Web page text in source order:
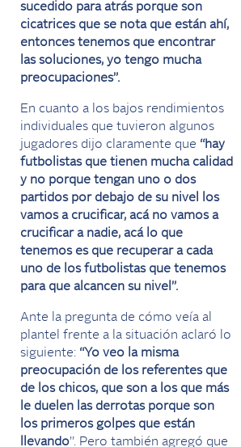
sucedido para atrás porque son
cicatrices que se nota que están ahí,
entonces tenemos que encontrar
las soluciones, yo tengo mucha
preocupaciones”.
En cuanto a los bajos rendimientos
individuales que tuvieron algunos
jugadores dijo claramente que “hay
futbolistas que tienen mucha calidad
y no porque tengan uno o dos
partidos por debajo de su nivel los
vamos a crucificar, acá no vamos a
crucificar a nadie, acá lo que
tenemos es que recuperar a cada
uno de los futbolistas que tenemos
para que alcancen su nivel”.
Ante la pregunta de cómo veía al
plantel frente a la situación aclaró lo
siguiente: “Yo veo la misma
preocupación de los referentes que
de los chicos, que son a los que más
le duelen las derrotas porque son
los primeros golpes que están
llevando”. Pero también agregó que